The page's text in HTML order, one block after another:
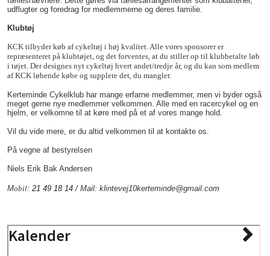
udflugter og foredrag for medlemmerne og deres familie.
Klubtøj
KCK tilbyder køb af cykeltøj i høj kvalitet. Alle vores sponsorer er
repræsenteret på klubtøjet, og det forventes, at du stiller op til klubbetalte løb
i tøjet. Der designes nyt cykeltøj hvert andet/tredje år, og du kan som medlem
af KCK løbende købe og supplere det, du mangler.
Kerteminde Cykelklub har mange erfarne medlemmer, men vi byder også
meget gerne nye medlemmer velkommen. Alle med en racercykel og en
hjelm, er velkomne til at køre med på et af vores mange hold.
Vil du vide mere, er du altid velkommen til at kontakte os.
På vegne af bestyrelsen
Niels Erik Bak Andersen
Mobil: 21 49 18 14 / Mail: klintevej10kerteminde@gmail.com